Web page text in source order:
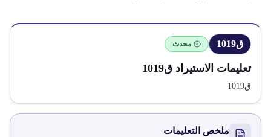
ق1019 محدث
تعليمات الاستيراد ق1019
ق1019
ملخص التعليمات